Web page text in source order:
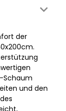
der
Schaum
und den